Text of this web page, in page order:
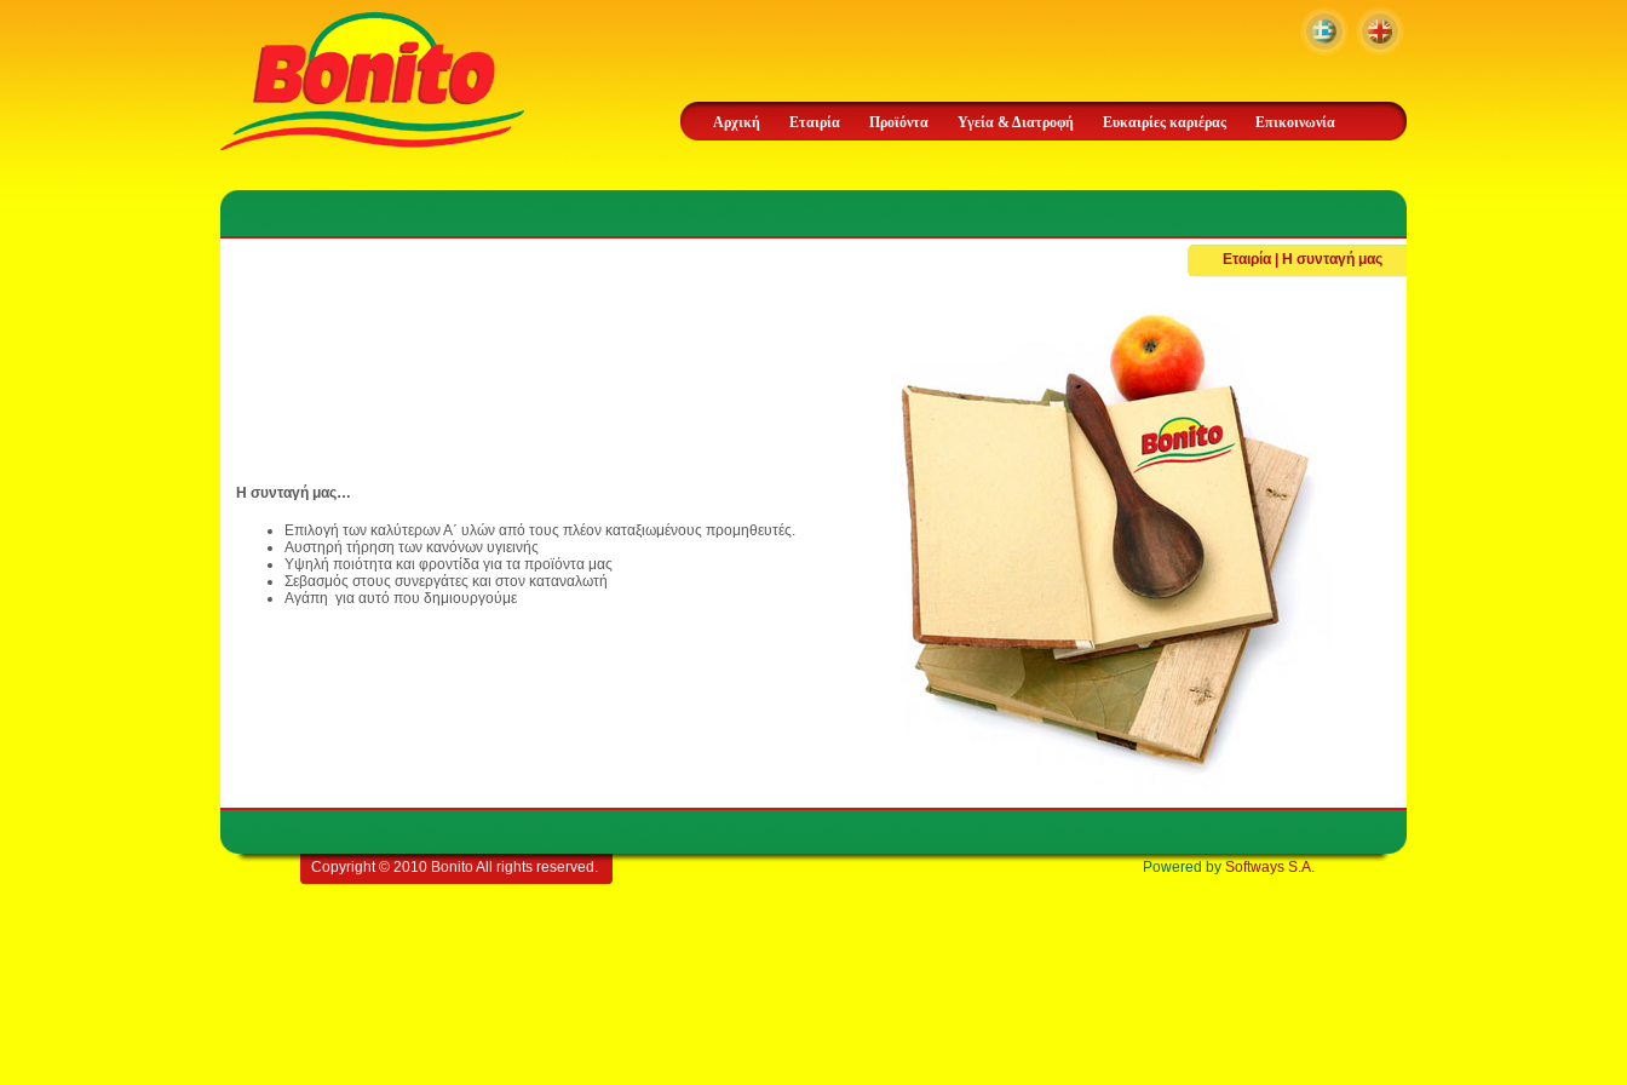
Αρχική Εταιρία Προϊόντα Υγεία & Διατροφή Ευκαιρίες καριέρας Επικοινωνία
Εταιρία | Η συνταγή μας
Η συνταγή μας…
Επιλογή των καλύτερων Α΄ υλών από τους πλέον καταξιωμένους προμηθευτές.
Αυστηρή τήρηση των κανόνων υγιεινής
Υψηλή ποιότητα και φροντίδα για τα προϊόντα μας
Σεβασμός στους συνεργάτες και στον καταναλωτή
Αγάπη για αυτό που δημιουργούμε
Copyright © 2010 Bonito All rights reserved. Powered by Softways S.A.